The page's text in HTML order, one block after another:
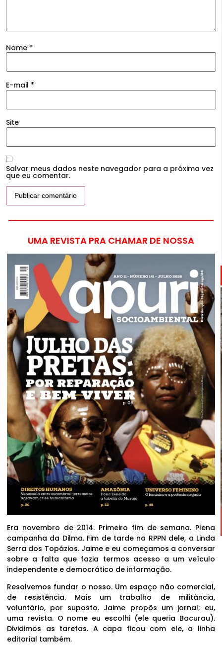
Nome *
E-mail *
Site
Salvar meus dados neste navegador para a próxima vez
que eu comentar.
UMA REVISTA PRA CHAMAR DE NOSSA
Era novembro de 2014. Primeiro fim de semana. Plena
campanha da Dilma. Fim de tarde na RPPN dele, a Linda
Serra dos Topázios. Jaime e eu começamos a conversar
sobre a falta que fazia termos acesso a um veículo
independente e democrático de informação.
Resolvemos fundar o nosso. Um espaço não comercial,
de resistência. Mais um trabalho de militância,
voluntário, por suposto. Jaime propôs um jornal; eu,
uma revista. O nome eu escolhi (ele queria Bacurau).
Dividimos as tarefas. A capa ficou com ele, a linha
editorial também.